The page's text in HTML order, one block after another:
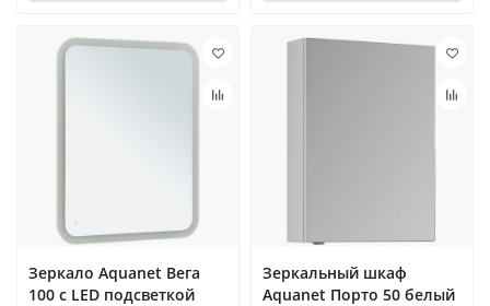
Зеркало Aquanet Вега
100 с LED подсветкой
Зеркальный шкаф
Aquanet Порто 50 белый